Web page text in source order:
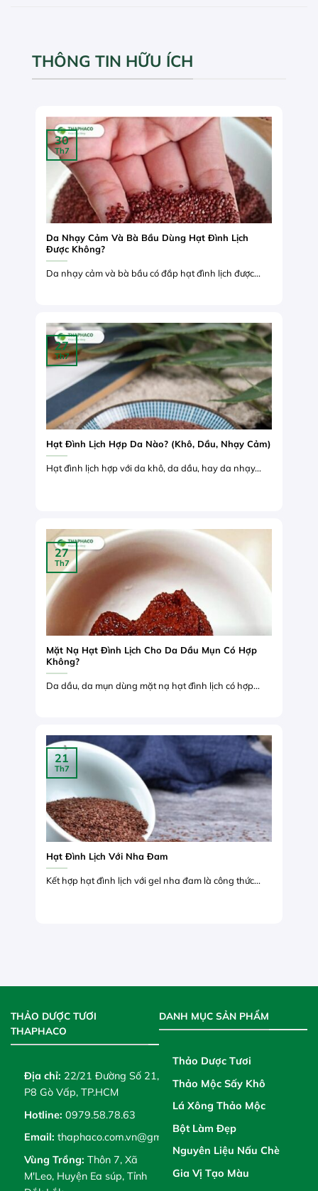
THÔNG TIN HỮU ÍCH
Da Nhạy Cảm Và Bà Bầu Dùng Hạt Đình Lịch
Được Không?
Da nhạy cảm và bà bầu có đắp hạt đình lịch được...
30
Th7
Hạt Đình Lịch Hợp Da Nào? (Khô, Dầu, Nhạy Cảm)
Hạt đình lịch hợp với da khô, da dầu, hay da nhạy...
27
Th7
Mặt Nạ Hạt Đình Lịch Cho Da Dầu Mụn Có Hợp
Không?
Da dầu, da mụn dùng mặt nạ hạt đình lịch có hợp...
27
Th7
Hạt Đình Lịch Với Nha Đam
Kết hợp hạt đình lịch với gel nha đam là công thức...
21
Th7
THẢO DƯỢC TƯƠI
THAPHACO
Địa chỉ: 22/21 Đường Số 21,
P8 Gò Vấp, TP.HCM
Hotline: 0979.58.78.63
Email: thaphaco.com.vn@gmail.com
Vùng Trồng: Thôn 7, Xã
M'Leo, Huyện Ea súp, Tỉnh
DANH MỤC SẢN PHẨM
Thảo Dược Tươi
Thảo Mộc Sấy Khô
Lá Xông Thảo Mộc
Bột Làm Đẹp
Nguyên Liệu Nấu Chè
Gia Vị Tạo Màu